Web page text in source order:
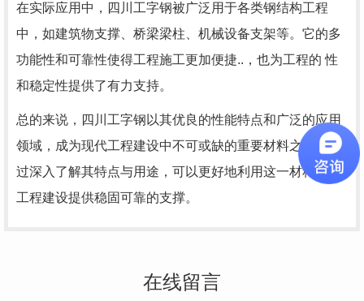
在实际应用中，四川工字钢被广泛用于各类钢结构工程
中，如建筑物支撑、桥梁梁柱、机械设备支架等。它的多
功能性和可靠性使得工程施工更加便捷..，也为工程的 性
和稳定性提供了有力支持。
总的来说，四川工字钢以其优良的性能特点和广泛的应用
领域，成为现代工程建设中不可或缺的重要材料之一。通
过深入了解其特点与用途，可以更好地利用这一材料，为
工程建设提供稳固可靠的支撑。
在线留言